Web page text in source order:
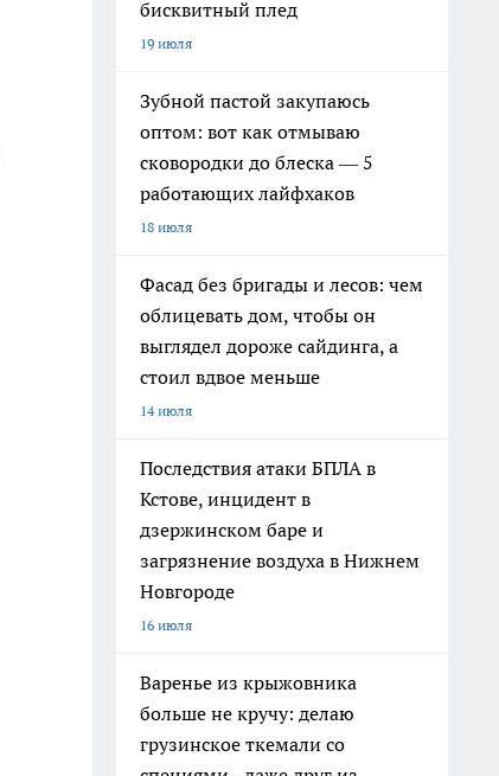
бисквитный плед
19 июля
Зубной пастой закупаюсь
оптом: вот как отмываю
сковородки до блеска — 5
работающих лайфхаков
18 июля
Фасад без бригады и лесов: чем
облицевать дом, чтобы он
выглядел дороже сайдинга, а
стоил вдвое меньше
14 июля
Последствия атаки БПЛА в
Кстове, инцидент в
дзержинском баре и
загрязнение воздуха в Нижнем
Новгороде
16 июля
Варенье из крыжовника
больше не кручу: делаю
грузинское ткемали со